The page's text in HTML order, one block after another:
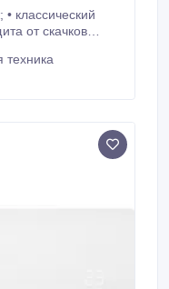
размером
техника